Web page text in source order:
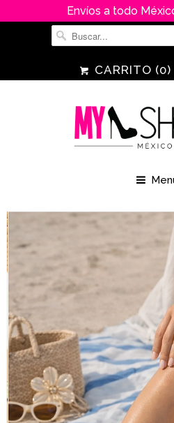
Envíos a todo
CARRITO (0)